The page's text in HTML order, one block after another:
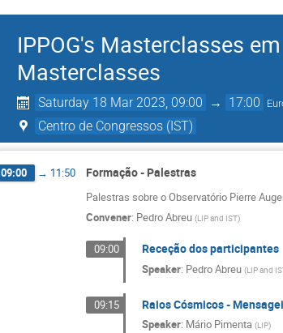
IPPOG's Masterclasses
Masterclasses
Saturday 18 Mar 2023, 09:00 → 17:00
Centro de Congressos (IST)
09:00 → 11:50 Formação - Palestras
Palestras sobre o Observatório Pierre
Convener: Pedro Abreu (LIP and IST)
09:00 Receção dos participantes
Speaker: Pedro Abreu (LIP and
09:15 Raios Cósmicos -
Speaker: Mário Pimenta (LIP)